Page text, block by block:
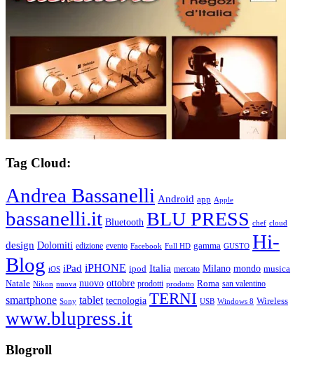
Tag Cloud:
Andrea Bassanelli Android app Apple
bassanelli.it Bluetooth BLU PRESS chef cloud
design Dolomiti edizione evento Facebook Full HD gamma GUSTO Hi-
Blog iOS iPad iPHONE ipod Italia mercato Milano mondo musica
Natale Nikon nuova nuovo ottobre prodotti prodotto Roma san valentino
smartphone Sony tablet tecnologia TERNI USB Windows 8 Wireless
www.blupress.it
Blogroll